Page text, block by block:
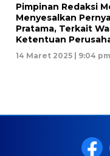
Pimpinan Redaksi
Menyesalkan
Pratama, Terkait
Ketentuan
14 Maret 2025 | 9:04